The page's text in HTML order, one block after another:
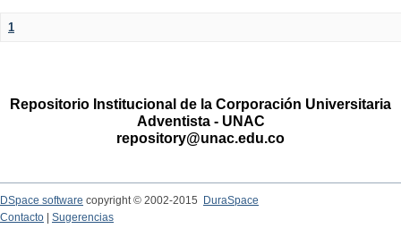
1
Repositorio Institucional de la Corporación Universitaria
Adventista - UNAC
repository@unac.edu.co
DSpace software copyright © 2002-2015
DuraSpace
Contacto
Sugerencias